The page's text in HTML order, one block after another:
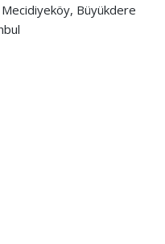
Büyükdere